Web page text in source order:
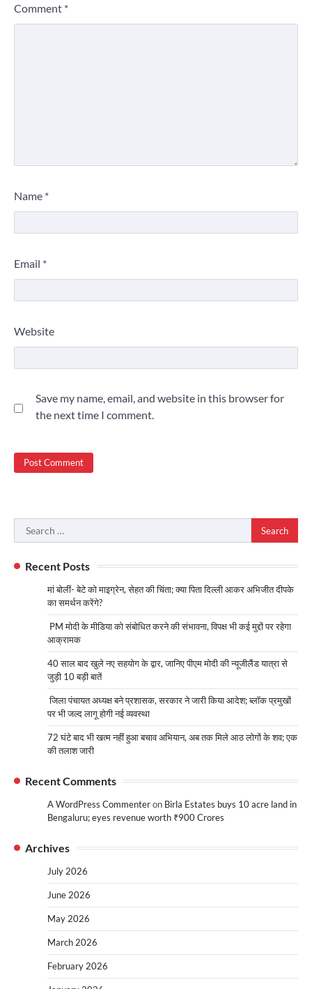
Comment *
Name *
Email *
Website
Save my name, email, and website in this browser for
the next time I comment.
Search
for:
Recent Posts
मां बोलीं- बेटे को माइग्रेन, सेहत की चिंता; क्या पिता दिल्ली आकर अभिजीत दीपके
का समर्थन करेंगे?
PM मोदी के मीडिया को संबोधित करने की संभावना, विपक्ष भी कई मुद्दों पर रहेगा
आक्रामक
40 साल बाद खुले नए सहयोग के द्वार, जानिए पीएम मोदी की न्यूजीलैंड यात्रा से
जुड़ी 10 बड़ी बातें
जिला पंचायत अध्यक्ष बने प्रशासक, सरकार ने जारी किया आदेश; ब्लॉक प्रमुखों
पर भी जल्द लागू होगी नई व्यवस्था
72 घंटे बाद भी खत्म नहीं हुआ बचाव अभियान, अब तक मिले आठ लोगों के शव; एक
की तलाश जारी
Recent Comments
A WordPress Commenteron Birla Estates buys 10 acre land in
Bengaluru; eyes revenue worth ₹900 Crores
Archives
July 2026
June 2026
May 2026
March 2026
February 2026